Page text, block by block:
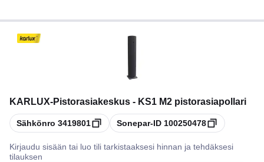
KARLUX-Pistorasiakeskus - KS1 M2 pistorasiapollari
Kopioi
Sähkönro 3419801 Kopioi
Sonepar-ID 100250478
Kirjaudu sisään tai luo tili tarkistaaksesi hinnan ja tehdäksesi
tilauksen